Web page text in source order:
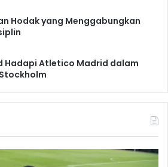
Hodak yang Menggabungkan
Hadapi Atletico Madrid dalam